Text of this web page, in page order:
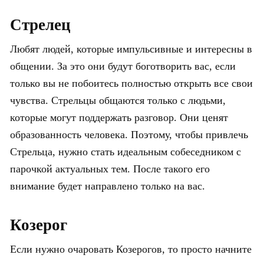
Стрелец
Любят людей, которые импульсивные и интересны в
общении. За это они будут боготворить вас, если
только вы не побоитесь полностью открыть все свои
чувства. Стрельцы общаются только с людьми,
которые могут поддержать разговор. Они ценят
образованность человека. Поэтому, чтобы привлечь
Стрельца, нужно стать идеальным собеседником с
парочкой актуальных тем. После такого его
внимание будет направлено только на вас.
Козерог
Если нужно очаровать Козерогов, то просто начните